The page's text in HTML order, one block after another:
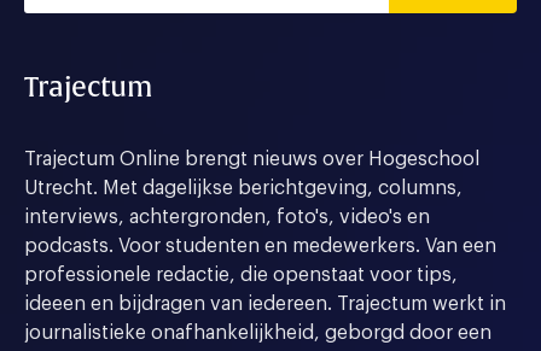
Trajectum
Trajectum Online brengt nieuws over Hogeschool
Utrecht. Met dagelijkse berichtgeving, columns,
interviews, achtergronden, foto's, video's en
podcasts. Voor studenten en medewerkers. Van een
professionele redactie, die openstaat voor tips,
ideeen en bijdragen van iedereen. Trajectum werkt in
journalistieke onafhankelijkheid, geborgd door een